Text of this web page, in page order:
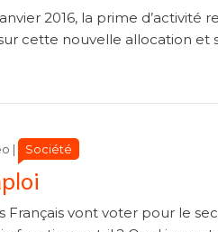
2016, la prime d’activité
cette nouvelle allocation et
Catégories
Catégories
Société
Français vont voter pour le